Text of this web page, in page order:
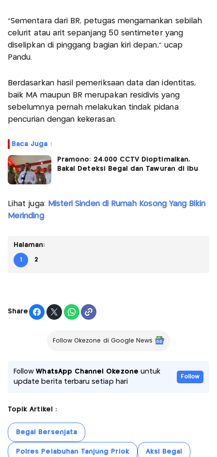
"Sementara dari BR, petugas mengamankan sebilah
celurit atau arit sepanjang 50 sentimeter yang
diselipkan di pinggang bagian kiri depan," ucap
Pandu.
Berdasarkan hasil pemeriksaan data dan identitas,
baik MA maupun BR merupakan residivis yang
sebelumnya pernah melakukan tindak pidana
pencurian dengan kekerasan.
Baca Juga :
Pramono: 24.000 CCTV Dioptimalkan,
Bakal Deteksi Begal dan Tawuran di Ibu
Lihat juga: Misteri Sinden di Rumah Kosong Yang Bikin
Merinding
Halaman:
1 2
Share
Follow Okezone di Google News
FollowWhatsApp Channel Okezone untuk
update berita terbaru setiap hari
Follow
Topik Artikel :
Begal Bersenjata
Polres Pelabuhan Tanjung Priok Aksi Begal